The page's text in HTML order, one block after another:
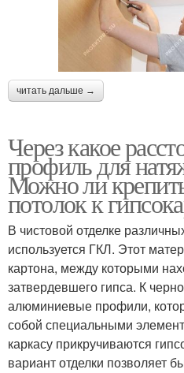
читать дальше →
Через какое
профиль для
Можно ли
потолок к
В чистовой отделке
используется ГКЛ. Этот
картона, между которыми
затвердевшего гипса. К
алюминиевые профили,
собой специальными
каркасу прикручиваются
вариант отделки позволяет